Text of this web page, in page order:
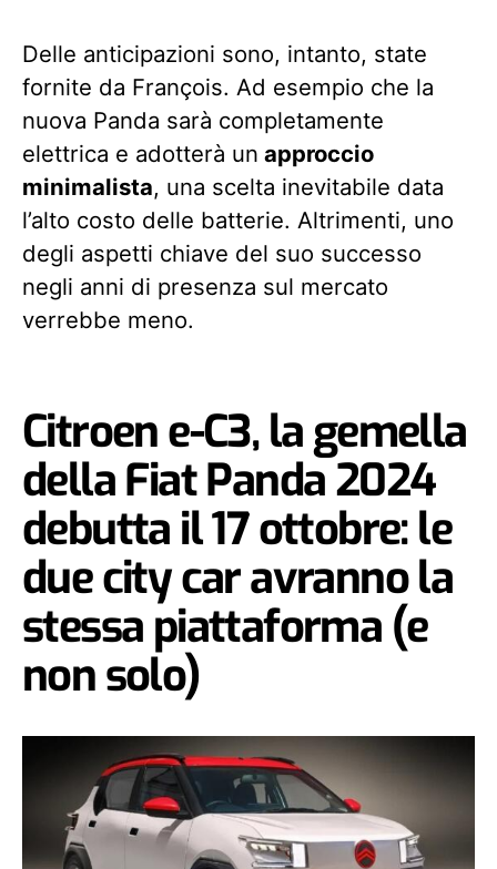
Delle anticipazioni sono, intanto, state
fornite da François. Ad esempio che la
nuova Panda sarà completamente
elettrica e adotterà un approccio
minimalista, una scelta inevitabile data
l’alto costo delle batterie. Altrimenti, uno
degli aspetti chiave del suo successo
negli anni di presenza sul mercato
verrebbe meno.
Citroen e-C3, la gemella
della Fiat Panda 2024
debutta il 17 ottobre: le
due city car avranno la
stessa piattaforma (e
non solo)